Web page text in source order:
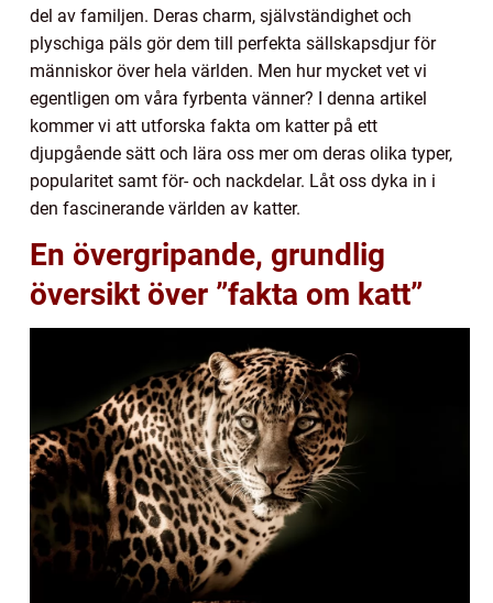
del av familjen. Deras charm, självständighet och
plyschiga päls gör dem till perfekta sällskapsdjur för
människor över hela världen. Men hur mycket vet vi
egentligen om våra fyrbenta vänner? I denna artikel
kommer vi att utforska fakta om katter på ett
djupgående sätt och lära oss mer om deras olika typer,
popularitet samt för- och nackdelar. Låt oss dyka in i
den fascinerande världen av katter.
En övergripande, grundlig
översikt över ”fakta om katt”